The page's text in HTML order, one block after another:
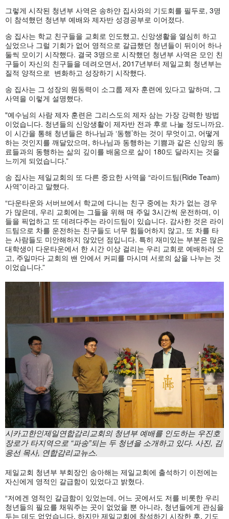
그렇게 시작된 청년부 사역은 송하얀 집사와의 기도회를 필두로, 3명
이 참석했던 청년부 예배와 제자반 성경공부로 이어졌다.
송 집사는 학교 친구들을 교회로 인도했고, 신앙생활을 열심히 하고
싶었으나 그럴 기회가 없어 영적으로 갈급했던 청년들이 뒤이어 하나
둘씩 모이기 시작했다. 결국 3명으로 시작했던 청년부 사역은 모인 친
구들이 자신의 친구들을 데려오면서, 2017년부터 제일교회 청년부는
질적 양적으로 변화하고 성장하기 시작했다.
송 집사는 그 성장의 원동력이 소그룹 제자 훈련에 있다고 말하며, 그
사역을 이렇게 설명했다.
"예수님의 사람 제자 훈련은 그리스도의 제자 삼는 가장 강력한 방법
이었습니다. 청년들의 신앙생활이 제자반 전과 후로 나눌 정도니까요.
이 시간을 통해 청년들은 하나님과 ‘동행’하는 것이 무엇이고, 어떻게
하는 것인지를 깨달았으며, 하나님과 동행하는 기쁨과 같은 신앙의 동
료들과의 동행하는 삶의 깊이를 배움으로 삶이 180도 달라지는 것을
느끼게 되었습니다.”
송 집사는 제일교회의 또 다른 중요한 사역을 “라이드팀(Ride Team)
사역”이라고 말했다.
“다운타운와 서버브에서 학교에 다니는 친구 중에는 차가 없는 경우
가 많은데, 우리 교회에는 그들을 위해 매 주일 3시간씩 운전하며, 이
들을 픽업하고 또 데려다주는 라이드팀이 있습니다. 감사한 것은 라이
드팀으로 차를 운전하는 친구들도 너무 힘들어하지 않고, 또 차를 타
는 사람들도 미안해하지 않았던 점입니다. 특히 재미있는 부분은 많은
대학생이 다운타운에서 한 시간 이상 걸리는 우리 교회로 예배하러 오
고, 주일마다 교회의 밴 안에서 커피를 마시며 서로의 삶을 나누는 것
이었습니다.”
시카고한인제일연합감리교회의 청년부 예배를 인도하는 우진호
장로가 타지역으로 “파송”되는 두 청년을 소개하고 있다. 사진, 김
응선 목사, 연합감리교뉴스.
제일교회 청년부 부회장인 송아해는 제일교회에 출석하기 이전에는
자신에게 영적인 갈급함이 있었다고 밝혔다.
“저에겐 영적인 갈급함이 있었는데, 어느 곳에서도 저를 비롯한 우리
청년들의 필요를 채워주는 곳이 없었을 뿐 아니라, 청년들에게 관심을
두는 데도 없었습니다. 하지만 제일교회에 참석하기 시작한 후, 기도